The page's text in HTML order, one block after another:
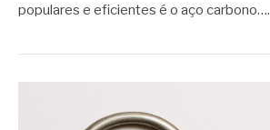
populares e eficientes é o aço carbono….